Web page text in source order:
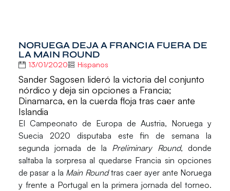
NORUEGA DEJA A FRANCIA FUERA DE
LA MAIN ROUND
13/01/2020 Hispanos
Sander Sagosen lideró la victoria del conjunto
nórdico y deja sin opciones a Francia;
Dinamarca, en la cuerda floja tras caer ante
Islandia
El Campeonato de Europa de Austria, Noruega y
Suecia 2020 disputaba este fin de semana la
segunda jornada de la Preliminary Round, donde
saltaba la sorpresa al quedarse Francia sin opciones
de pasar a la Main Roundtras caer ayer ante Noruega
y frente a Portugal en la primera jornada del torneo.